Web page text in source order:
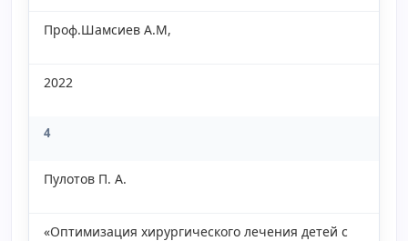
Проф.Шамсиев А.М,
2022
4
Пулотов П. А.
«Оптимизация хирургического лечения детей с